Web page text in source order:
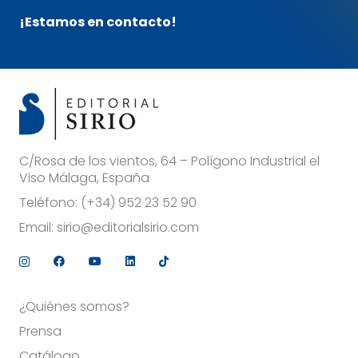
¡Estamos en contacto!
C/Rosa de los vientos, 64 – Polígono Industrial el
Viso Málaga, España
Teléfono: (+34) 952 23 52 90
Email: sirio@editorialsirio.com
¿Quiénes somos?
Prensa